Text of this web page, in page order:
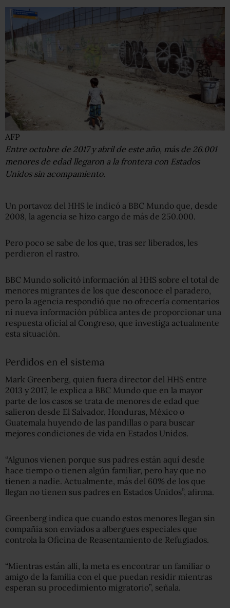
AFP
Entre octubre de 2017 y abril de este año, más de 26.001
menores de edad llegaron a la frontera con Estados
Unidos sin acompamiento.
Un portavoz del HHS le indicó a BBC Mundo que, desde
2008, la agencia se hizo cargo de más de 250.000.
Pero poco se sabe de los que, tras ser liberados, les
perdieron el rastro.
BBC Mundo solicitó información al HHS sobre el total de
menores migrantes de los que desconoce el paradero,
pero la agencia respondió que no ofrecería comentarios
ni nueva información pública antes de proporcionar una
respuesta oficial al Congreso, que investiga actualmente
esta situación.
Perdidos en el sistema
Mark Greenberg, quien fuera director del HHS entre
2013 y 2017, le explica a BBC Mundo que en la mayor
parte de los casos se trata de menores de edad que
salieron desde El Salvador, Honduras, México o
Guatemala huyendo de las pandillas o para buscar
mejores condiciones de vida en Estados Unidos.
“Algunos vienen porque sus padres están aquí desde
hace tiempo o tienen algún familiar, pero hay que no
tienen a nadie. Actualmente, más del 60% de los que
llegan no tienen sus padres en Estados Unidos”, afirma.
Greenberg indica que cuando estos menores llegan sin
compañía son enviados a albergues especiales que
controla la Oficina de Reasentamiento de Refugiados.
“Mientras están allí, la meta es encontrar un familiar o
amigo de la familia con el que puedan residir mientras
esperan su procedimiento migratorio”, señala.